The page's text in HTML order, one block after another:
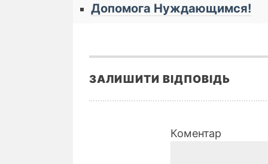
Допомога Нуждающимся!
ЗАЛИШИТИ ВІДПОВІДЬ
Коментар